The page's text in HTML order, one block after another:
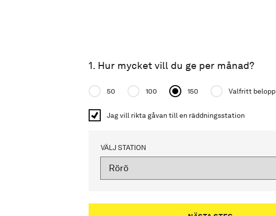
1. Hur mycket vill du ge per månad?
Donation amount
50 100 150 Valfritt belopp
Jag vill rikta gåvan till en räddningsstation
VÄLJ STATION